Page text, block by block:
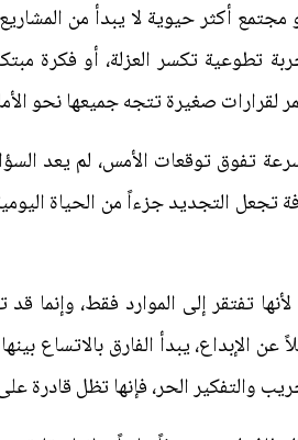
أكثر حيوية لا يبدأ من
تطوعية تكسر العزلة، أو فكرة
لقرارات صغيرة تتجه جميعها نحو
تفوق توقعات الأمس، لم يعد
التجديد جزءاً من الحياة
لأنها تفتقر إلى الموارد فقط،
عن الإبداع، يبدأ الفارق بالاتساع
والتفكير الحر، فإنها تظل